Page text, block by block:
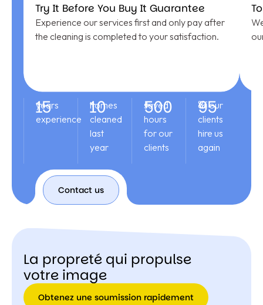
Try It Before You Buy It Guarantee
Experience our services first and only pay after
the cleaning is completed to your satisfaction.
15
+
years
experience
10
+
homes
cleaned
last
year
500
+
saved
hours
for our
clients
95
%
of our
clients
hire us
again
Contact us
La propreté qui propulse
votre image
Obtenez une soumission rapidement